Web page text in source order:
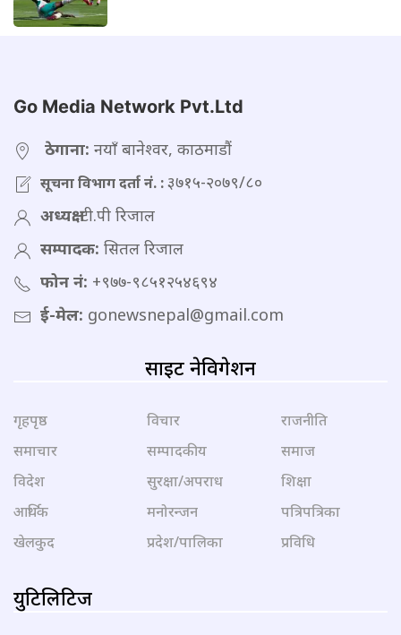
Go Media Network Pvt.Ltd
ठेगाना: नयाँ बानेश्वर, काठमाडौं
सूचना विभाग दर्ता नं. :३७१५-२०७९/८०
अध्यक्ष:टी.पी रिजाल
सम्पादक: सितल रिजाल
फोन नं: +९७७-९८५१२५४६९४
ई-मेल: gonewsnepal@gmail.com
साइट नेविगेशन
गृहपृष्ठ
समाचार
विदेश
आर्थिक
खेलकुद
विचार
सम्पादकीय
सुरक्षा/अपराध
मनोरन्जन
प्रदेश/पालिका
राजनीति
समाज
शिक्षा
पत्रिपत्रिका
प्रविधि
युटिलिटिज